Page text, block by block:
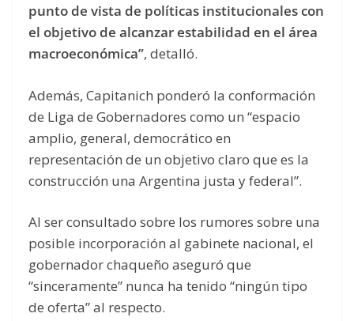
punto de vista de políticas institucionales con
el objetivo de alcanzar estabilidad en el área
macroeconómica”, detalló.
Además, Capitanich ponderó la conformación
de Liga de Gobernadores como un “espacio
amplio, general, democrático en
representación de un objetivo claro que es la
construcción una Argentina justa y federal”.
Al ser consultado sobre los rumores sobre una
posible incorporación al gabinete nacional, el
gobernador chaqueño aseguró que
“sinceramente” nunca ha tenido “ningún tipo
de oferta” al respecto.